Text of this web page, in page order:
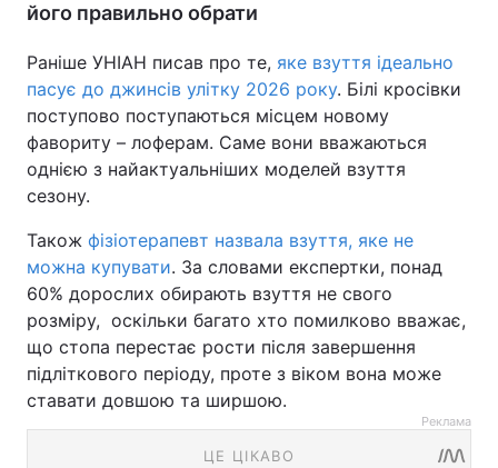
його правильно обрати
Раніше УНІАН писав про те, яке взуття ідеально
пасує до джинсів улітку 2026 року. Білі кросівки
поступово поступаються місцем новому
фавориту – лоферам. Саме вони вважаються
однією з найактуальніших моделей взуття
сезону.
Також фізіотерапевт назвала взуття, яке не
можна купувати. За словами експертки, понад
60% дорослих обирають взуття не свого
розміру, оскільки багато хто помилково вважає,
що стопа перестає рости після завершення
підліткового періоду, проте з віком вона може
ставати довшою та ширшою.
Реклама